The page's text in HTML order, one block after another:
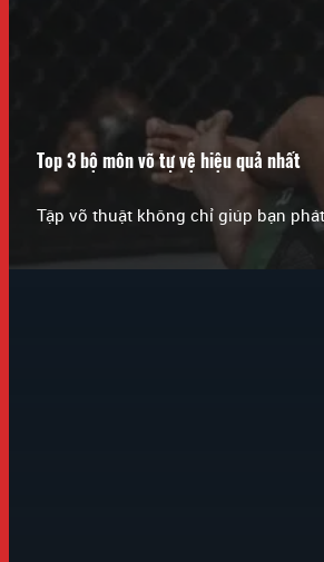
Top 3 bộ môn võ tự vệ hiệu quả nhất
Tập võ thuật không chỉ giúp bạn